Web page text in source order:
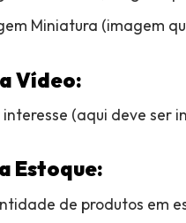
Miniatura (imagem
Vídeo:
(aqui deve ser
Estoque:
de produtos em